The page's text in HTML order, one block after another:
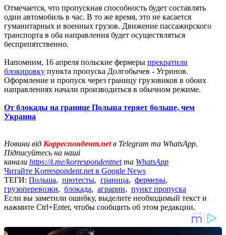
Отмечается, что пропускная способность будет составлять
один автомобиль в час. В то же время, это не касается
гуманитарных и военных грузов. Движение пассажирского
транспорта в оба направления будет осуществляться
беспрепятственно.
Напомним, 16 апреля польские фермеры прекратили
блокировку пункта пропуска Долгобычев - Угринов.
Оформление и пропуск через границу грузовиков в обоих
направлениях начали производиться в обычном режиме.
От блокады на границе Польша теряет больше, чем
Украина
Новини від Корреспондент.netв Telegram та WhatsApp.
Підписуйтесь на наші
канали https://t.me/korrespondentnetта WhatsApp
Читайте Korrespondent.net в Google News
ТЕГИ: Польша, протесты, граница, фермеры,
грузоперевозки, блокада, аграрии, пункт пропуска
Если вы заметили ошибку, выделите необходимый текст и
нажмите Ctrl+Enter, чтобы сообщить об этом редакции.